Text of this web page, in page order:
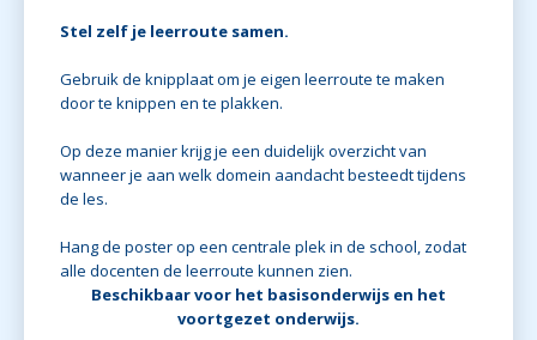
Stel zelf je leerroute samen.
Gebruik de knipplaat om je eigen leerroute te maken
door te knippen en te plakken.
Op deze manier krijg je een duidelijk overzicht van
wanneer je aan welk domein aandacht besteedt tijdens
de les.
Hang de poster op een centrale plek in de school, zodat
alle docenten de leerroute kunnen zien.
Beschikbaar voor het basisonderwijs en het
voortgezet onderwijs.